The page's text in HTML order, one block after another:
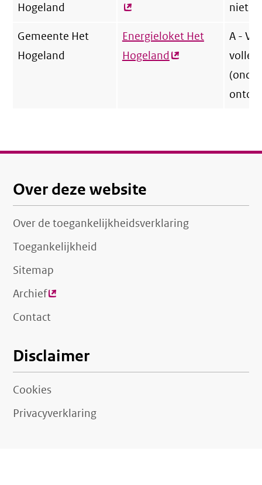
Hogeland
link)
niet
Gemeente Het
Hogeland
Energieloket Het
Hogeland(externe
A -
Over deze website
Over de toegankelijkheidsverklaring
Toegankelijkheid
Sitemap
Archief(externe
link)
Contact
Disclaimer
Cookies
Privacyverklaring